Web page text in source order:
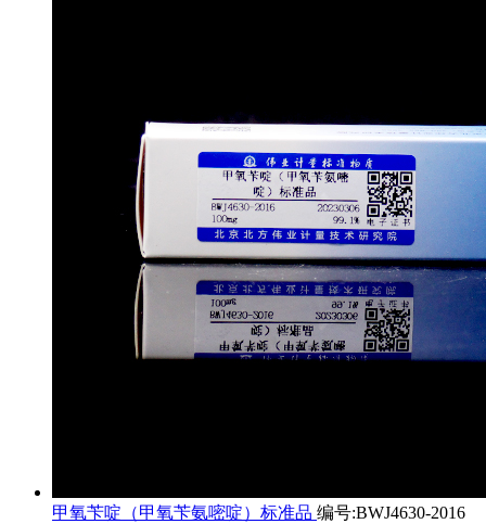
甲氧苄啶（甲氧苄氨嘧啶）标准品 编号:BWJ4630-2016